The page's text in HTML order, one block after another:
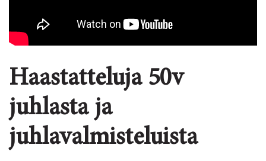
Haastatteluja 50v
juhlasta ja
juhlavalmisteluista